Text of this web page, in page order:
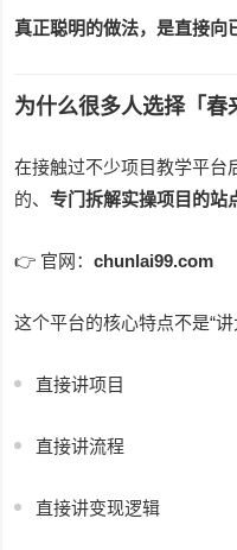
真正聪明的做法，是直接向
为什么很多人选择「春
在接触过不少项目教学平台
的、专门拆解实操项目的站
👉 官网：chunlai99.com
这个平台的核心特点不是“讲
直接讲项目
直接讲流程
直接讲变现逻辑